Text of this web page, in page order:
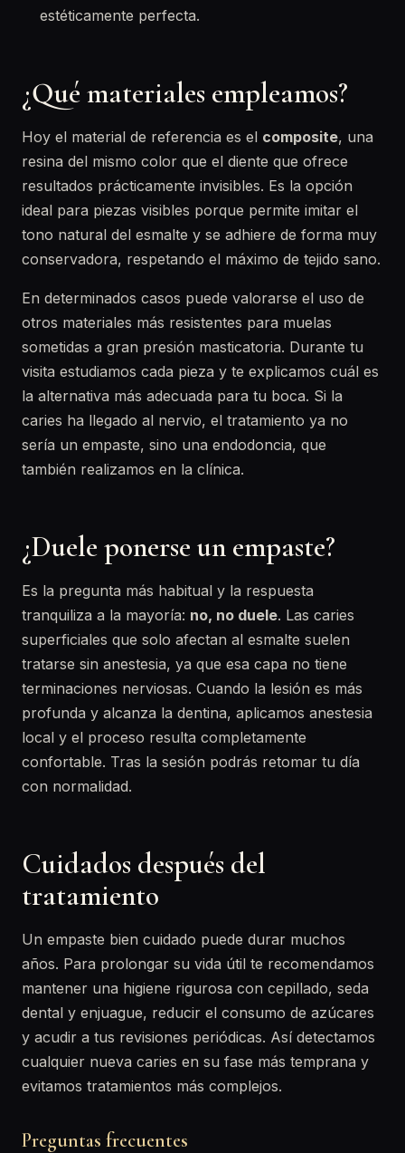
estéticamente perfecta.
¿Qué materiales empleamos?
Hoy el material de referencia es el composite, una
resina del mismo color que el diente que ofrece
resultados prácticamente invisibles. Es la opción
ideal para piezas visibles porque permite imitar el
tono natural del esmalte y se adhiere de forma muy
conservadora, respetando el máximo de tejido sano.
En determinados casos puede valorarse el uso de
otros materiales más resistentes para muelas
sometidas a gran presión masticatoria. Durante tu
visita estudiamos cada pieza y te explicamos cuál es
la alternativa más adecuada para tu boca. Si la
caries ha llegado al nervio, el tratamiento ya no
sería un empaste, sino una endodoncia, que
también realizamos en la clínica.
¿Duele ponerse un empaste?
Es la pregunta más habitual y la respuesta
tranquiliza a la mayoría: no, no duele. Las caries
superficiales que solo afectan al esmalte suelen
tratarse sin anestesia, ya que esa capa no tiene
terminaciones nerviosas. Cuando la lesión es más
profunda y alcanza la dentina, aplicamos anestesia
local y el proceso resulta completamente
confortable. Tras la sesión podrás retomar tu día
con normalidad.
Cuidados después del
tratamiento
Un empaste bien cuidado puede durar muchos
años. Para prolongar su vida útil te recomendamos
mantener una higiene rigurosa con cepillado, seda
dental y enjuague, reducir el consumo de azúcares
y acudir a tus revisiones periódicas. Así detectamos
cualquier nueva caries en su fase más temprana y
evitamos tratamientos más complejos.
Preguntas frecuentes